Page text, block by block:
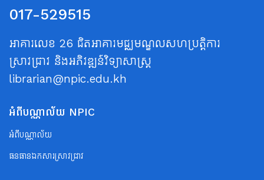
017-529515
អាគារលេខ 26 ជិតអាគារមជ្ឈមណ្ឌលសហប្រត្តិការ
ស្រាវជ្រាវ និងអភិវឌ្ឍន៍វិទ្យាសាស្ត្រ
librarian@npic.edu.kh
អំពីបណ្ណាល័យ NPIC
អំពីបណ្ណាល័យ
ធនធានឯកសារស្រាវជ្រាវ